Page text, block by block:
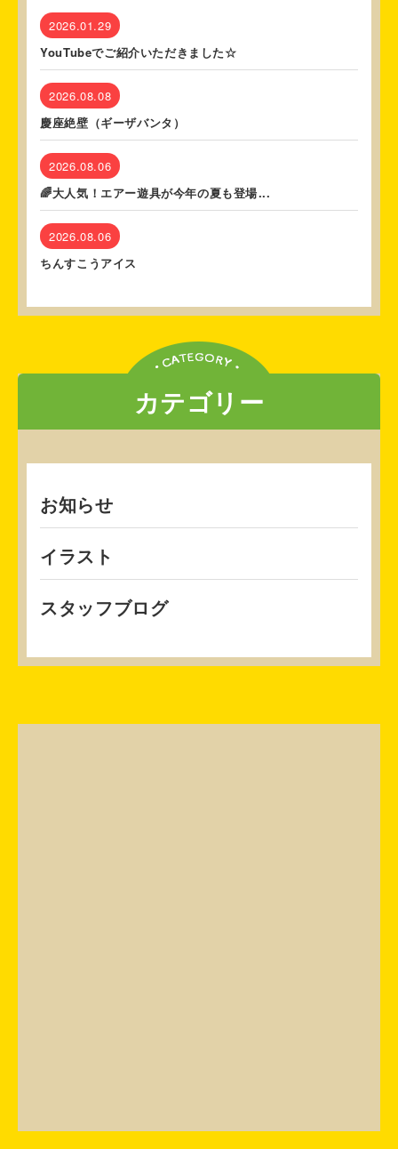
2026.01.29
YouTubeでご紹介いただきました☆
2026.08.08
慶座絶壁（ギーザバンタ）
2026.08.06
🌈大人気！エアー遊具が今年の夏も登場...
2026.08.06
ちんすこうアイス
カテゴリー
お知らせ
イラスト
スタッフブログ